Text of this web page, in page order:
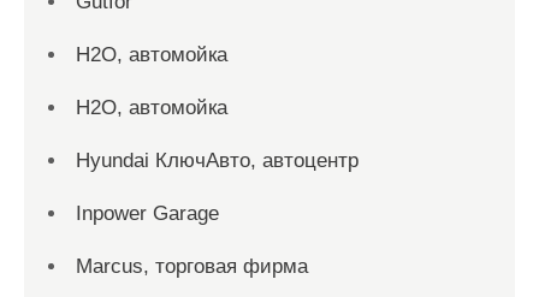
H2O, автомойка
H2O, автомойка
Hyundai КлючАвто, автоцентр
Inpower Garage
Marcus, торговая фирма